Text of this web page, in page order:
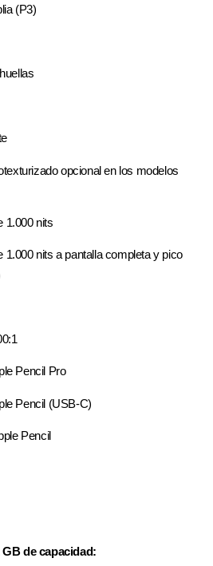
(P3)
opcional en los modelos
1.000 nits
1.000 nits a pantalla completa y pico
Pencil Pro
Pencil (USB‑C)
Pencil
GB de capacidad: